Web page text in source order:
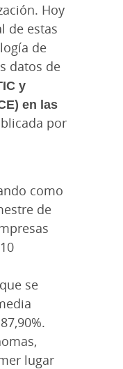
Hoy
de estas
de
datos de
y
en las
por
como
de
se
lugar